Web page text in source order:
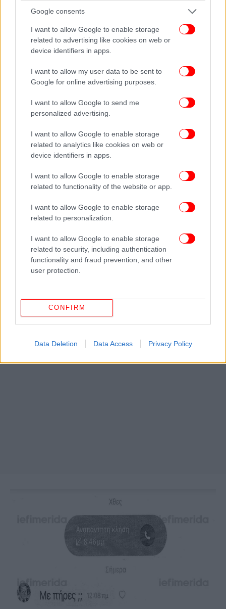
Google consents
I want to allow Google to enable storage
related to advertising like cookies on web or
device identifiers in apps.
I want to allow my user data to be sent to
Google for online advertising purposes.
I want to allow Google to send me
personalized advertising.
I want to allow Google to enable storage
related to analytics like cookies on web or
device identifiers in apps.
I want to allow Google to enable storage
related to functionality of the website or app.
I want to allow Google to enable storage
related to personalization.
I want to allow Google to enable storage
related to security, including authentication
functionality and fraud prevention, and other
user protection.
CONFIRM
Data Deletion Data Access Privacy Policy